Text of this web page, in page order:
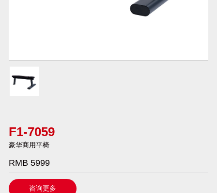
F1-7059
豪华商用平椅
RMB 5999
咨询更多